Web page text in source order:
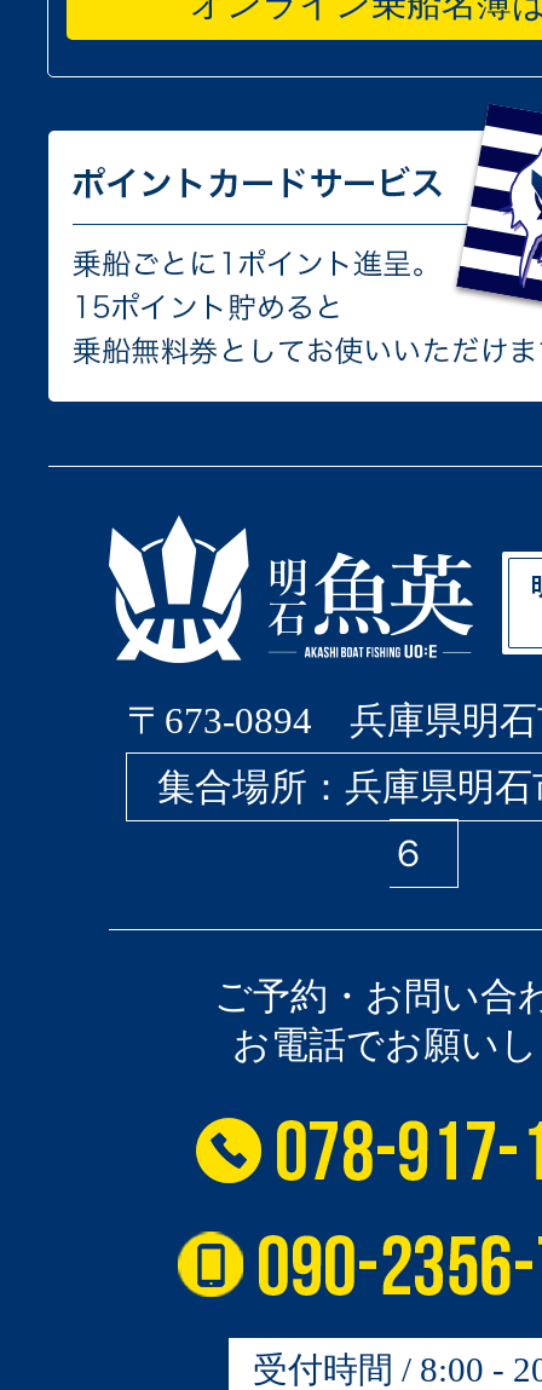
〒673-0894 兵庫県明石
集合場所：兵庫県明
６
ご予約・お問い合
お電話でお願い
受付時間 / 8:00 -